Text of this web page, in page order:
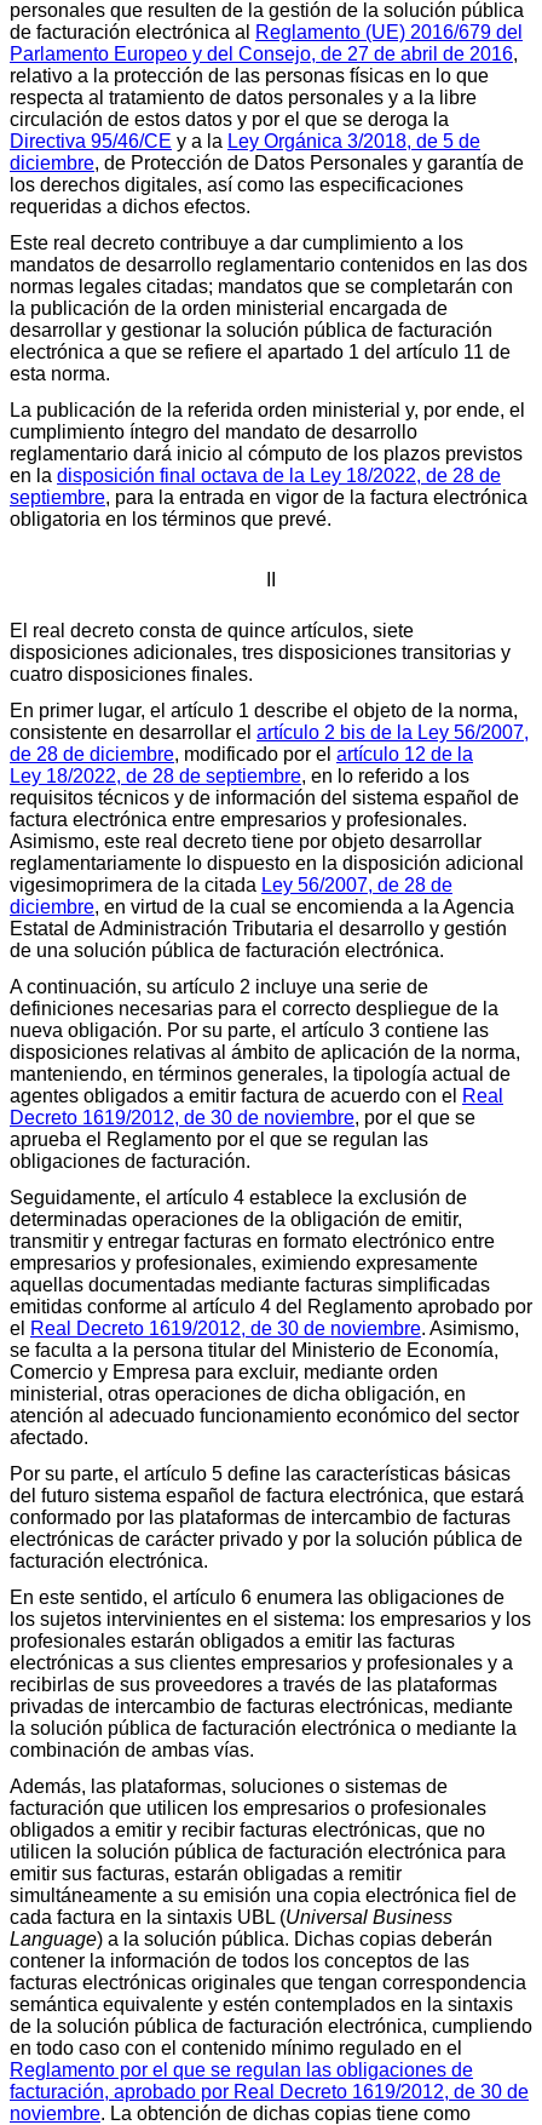
personales que resulten de la gestión de la solución pública
de facturación electrónica al
Reglamento (UE) 2016/679 del
Parlamento Europeo y del Consejo, de 27 de abril de 2016,
relativo a la protección de las personas físicas en lo que
respecta al tratamiento de datos personales y a la libre
circulación de estos datos y por el que se deroga la
Directiva 95/46/CE y a la Ley Orgánica 3/2018, de 5 de
diciembre, de Protección de Datos Personales y garantía de
los derechos digitales, así como las especificaciones
requeridas a dichos efectos.
Este real decreto contribuye a dar cumplimiento a los
mandatos de desarrollo reglamentario contenidos en las dos
normas legales citadas; mandatos que se completarán con
la publicación de la orden ministerial encargada de
desarrollar y gestionar la solución pública de facturación
electrónica a que se refiere el apartado 1 del artículo 11 de
esta norma.
La publicación de la referida orden ministerial y, por ende, el
cumplimiento íntegro del mandato de desarrollo
reglamentario dará inicio al cómputo de los plazos previstos
en la disposición final octava de la Ley 18/2022, de 28 de
septiembre, para la entrada en vigor de la factura electrónica
obligatoria en los términos que prevé.
El real decreto consta de quince artículos, siete
disposiciones adicionales, tres disposiciones transitorias y
cuatro disposiciones finales.
En primer lugar, el artículo 1 describe el objeto de la norma,
consistente en desarrollar el artículo 2 bis de la Ley 56/2007,
de 28 de diciembre, modificado por el artículo 12 de la
Ley 18/2022, de 28 de septiembre, en lo referido a los
requisitos técnicos y de información del sistema español de
factura electrónica entre empresarios y profesionales.
Asimismo, este real decreto tiene por objeto desarrollar
reglamentariamente lo dispuesto en la disposición adicional
vigesimoprimera de la citada Ley 56/2007, de 28 de
diciembre, en virtud de la cual se encomienda a la Agencia
Estatal de Administración Tributaria el desarrollo y gestión
de una solución pública de facturación electrónica.
A continuación, su artículo 2 incluye una serie de
definiciones necesarias para el correcto despliegue de la
nueva obligación. Por su parte, el artículo 3 contiene las
disposiciones relativas al ámbito de aplicación de la norma,
manteniendo, en términos generales, la tipología actual de
agentes obligados a emitir factura de acuerdo con el Real
Decreto 1619/2012, de 30 de noviembre, por el que se
aprueba el Reglamento por el que se regulan las
obligaciones de facturación.
Seguidamente, el artículo 4 establece la exclusión de
determinadas operaciones de la obligación de emitir,
transmitir y entregar facturas en formato electrónico entre
empresarios y profesionales, eximiendo expresamente
aquellas documentadas mediante facturas simplificadas
emitidas conforme al artículo 4 del Reglamento aprobado por
el Real Decreto 1619/2012, de 30 de noviembre. Asimismo,
se faculta a la persona titular del Ministerio de Economía,
Comercio y Empresa para excluir, mediante orden
ministerial, otras operaciones de dicha obligación, en
atención al adecuado funcionamiento económico del sector
afectado.
Por su parte, el artículo 5 define las características básicas
del futuro sistema español de factura electrónica, que estará
conformado por las plataformas de intercambio de facturas
electrónicas de carácter privado y por la solución pública de
facturación electrónica.
En este sentido, el artículo 6 enumera las obligaciones de
los sujetos intervinientes en el sistema: los empresarios y los
profesionales estarán obligados a emitir las facturas
electrónicas a sus clientes empresarios y profesionales y a
recibirlas de sus proveedores a través de las plataformas
privadas de intercambio de facturas electrónicas, mediante
la solución pública de facturación electrónica o mediante la
combinación de ambas vías.
Además, las plataformas, soluciones o sistemas de
facturación que utilicen los empresarios o profesionales
obligados a emitir y recibir facturas electrónicas, que no
utilicen la solución pública de facturación electrónica para
emitir sus facturas, estarán obligadas a remitir
simultáneamente a su emisión una copia electrónica fiel de
cada factura en la sintaxis UBL (Universal Business
Language) a la solución pública. Dichas copias deberán
contener la información de todos los conceptos de las
facturas electrónicas originales que tengan correspondencia
semántica equivalente y estén contemplados en la sintaxis
de la solución pública de facturación electrónica, cumpliendo
en todo caso con el contenido mínimo regulado en el
Reglamento por el que se regulan las obligaciones de
facturación, aprobado por Real Decreto 1619/2012, de 30 de
noviembre. La obtención de dichas copias tiene como